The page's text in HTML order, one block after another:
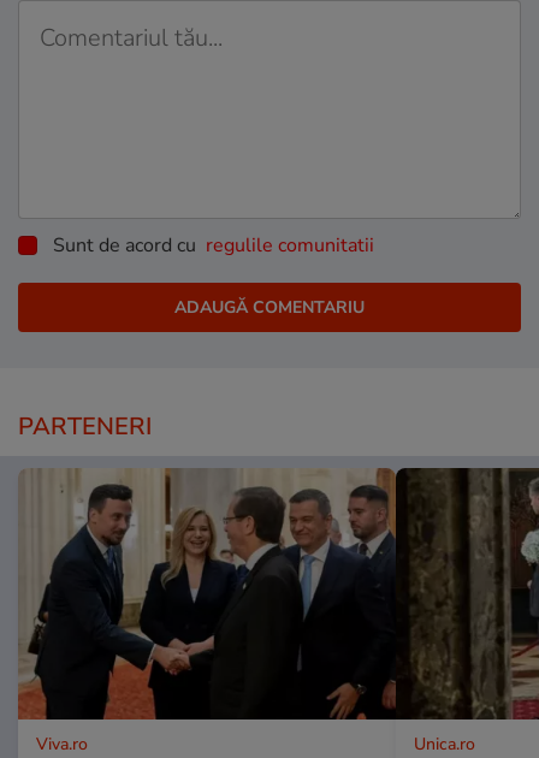
Sunt de acord cu regulile comunitatii
PARTENERI
Viva.ro Unica.ro